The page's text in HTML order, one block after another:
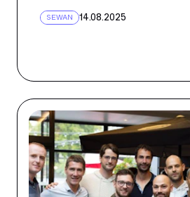
SEWAN 14.08.2025